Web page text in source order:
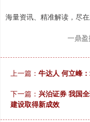
海量资讯、精准解读，尽
一鼎盈
上一篇： 牛达人 何立峰
下一篇： 兴泊证券 我国
建设取得新成效